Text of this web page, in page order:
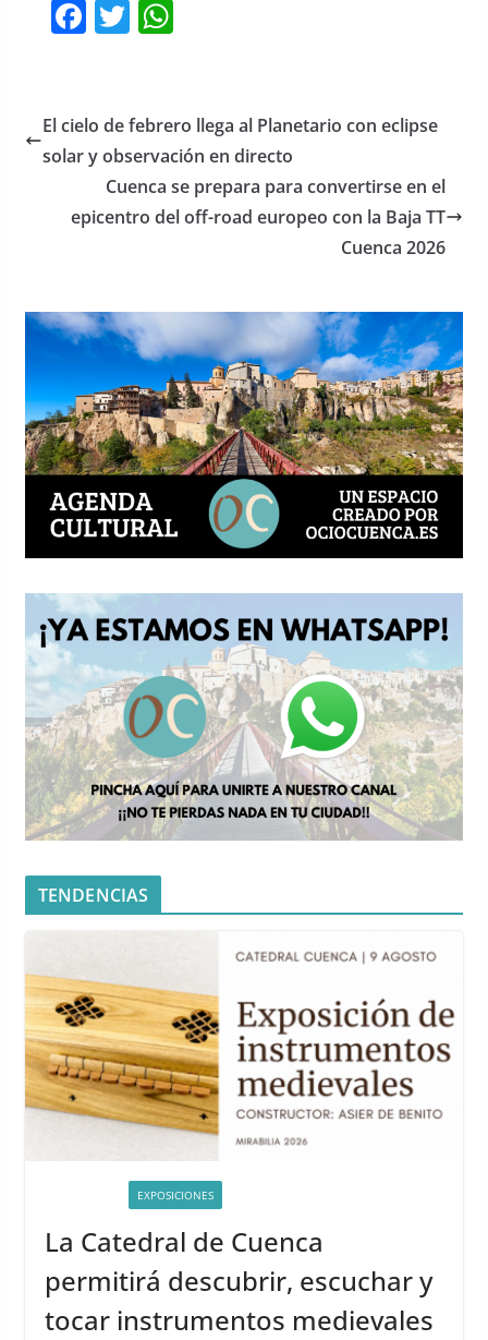
F
e
b
o
T
er
W
s
A
p
p
El cielo de febrero llega al Planetario con eclipse
solar y observación en directo
Cuenca se prepara para convertirse en el
epicentro del off-road europeo con la Baja TT
Cuenca 2026
TENDENCIAS
EXPOSICIONES
La Catedral de Cuenca
permitirá descubrir, escuchar y
tocar instrumentos medievales